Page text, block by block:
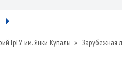
ГрГУ им. Янки Купалы » Зарубежная